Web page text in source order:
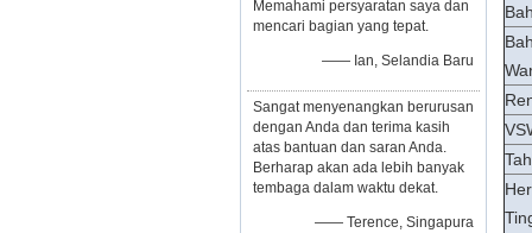
Memahami persyaratan saya dan
mencari bagian yang tepat.
—— Ian, Selandia Baru
Sangat menyenangkan berurusan
dengan Anda dan terima kasih
atas bantuan dan saran Anda.
Berharap akan ada lebih banyak
tembaga dalam waktu dekat.
—— Terence, Singapura